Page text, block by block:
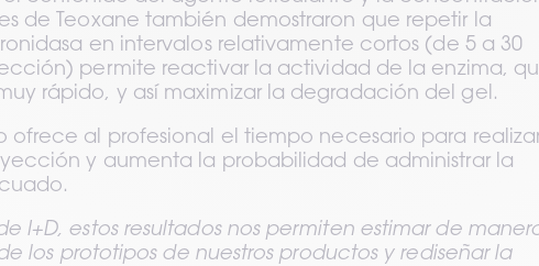
de Teoxane también demostraron que repetir la
en intervalos relativamente cortos (de 5 a 30
permite reactivar la actividad de la enzima,
rápido, y así maximizar la degradación del gel.
ofrece al profesional el tiempo necesario para
y aumenta la probabilidad de administrar la
I+D, estos resultados nos permiten estimar de
los prototipos de nuestros productos y rediseñar la